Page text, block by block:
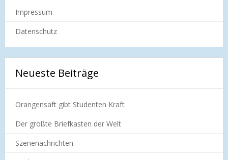
Impressum
Datenschutz
Neueste Beiträge
Orangensaft gibt Studenten Kraft
Der größte Briefkasten der Welt
Szenenachrichten